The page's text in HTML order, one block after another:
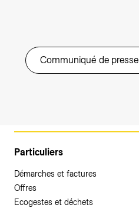
Communiqué de presse
Particuliers
Démarches et factures
Offres
Ecogestes et déchets